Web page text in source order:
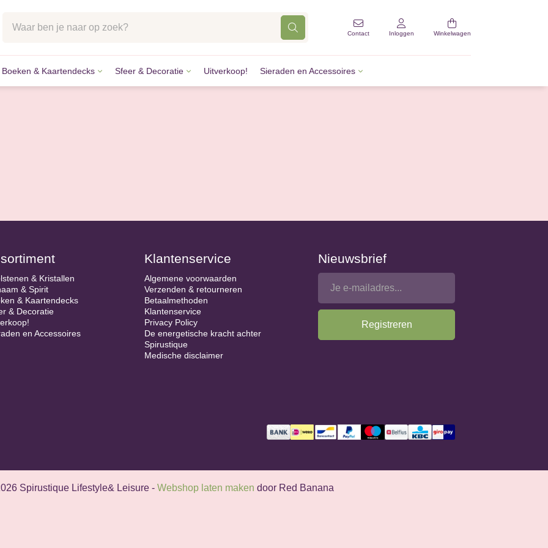
Contact Inloggen Winkelwagen
Boeken & Kaartendecks Sfeer & Decoratie
& Accessoires
Uitverkoop! Sieraden en Accessoires
& Kristallen
& Spirit
& Kaartendecks
& Decoratie
en Accessoires
Klantenservice
Algemene voorwaarden
Verzenden & retourneren
Betaalmethoden
Klantenservice
Privacy Policy
De energetische kracht achter
Spirustique
Medische disclaimer
Nieuwsbrief
Registreren
Spirustique Lifestyle& Leisure - Webshop laten maken door Red Banana